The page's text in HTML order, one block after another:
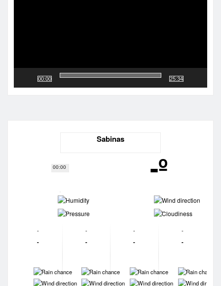
00:00
00:00
25:34
Sabinas
-º
-
-
-
-
-
-
-
-
-
-
-
-
-
-
-
-
-
-
-
-